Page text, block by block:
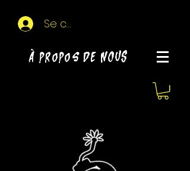
Se connecter
À propos de NOUS